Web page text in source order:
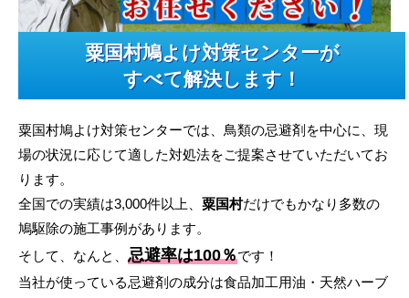
粟国村鳩よけ対策センターが
すべて解決します！
粟国村鳩よけ対策センターでは、鳥類の忌避剤を中心に、現
場の状況に応じて適した対処法をご提案させていただいてお
ります。
全国での実績は3,000件以上、 粟国村だけでもかなり多数の
鳩駆除の施工事例があります。
そして、なんと、 忌避率は100％です！
当社が使っている忌避剤の成分は食品加工用油・天然ハーブ